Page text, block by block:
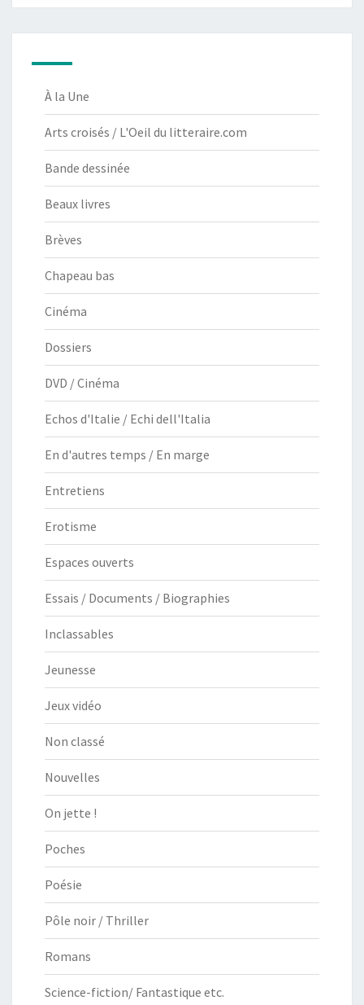
À la Une
Arts croisés / L'Oeil du litteraire.com
Bande dessinée
Beaux livres
Brèves
Chapeau bas
Cinéma
Dossiers
DVD / Cinéma
Echos d'Italie / Echi dell'Italia
En d'autres temps / En marge
Entretiens
Erotisme
Espaces ouverts
Essais / Documents / Biographies
Inclassables
Jeunesse
Jeux vidéo
Non classé
Nouvelles
On jette !
Poches
Poésie
Pôle noir / Thriller
Romans
Science-fiction/ Fantastique etc.